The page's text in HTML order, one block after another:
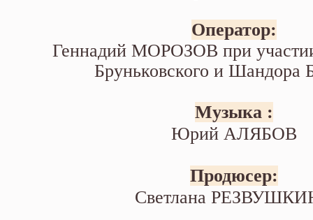
Оператор:
Геннадий МОРОЗОВ при
Бруньковского и Шандора
Музыка :
Юрий АЛЯБОВ
Продюсер:
Светлана